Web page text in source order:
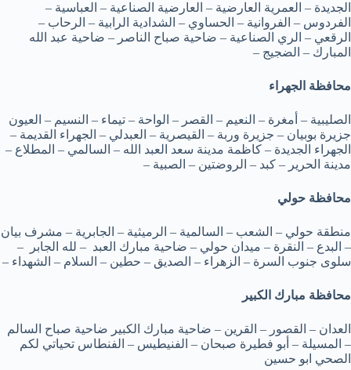
الجديدة – العمرية العارضية – العارضية الصناعية – العباسية –
الفردوس – الفروانية – الحساوي – الشدادية الرابية – الرحاب –
الرقعي – الري الصناعية – ضاحية صباح الناصر – ضاحية عبد الله
المبارك – الضجيج –
محافظة الجهراء
الصليبية – أمغرة – النعيم – القصر – الواحة – تيماء – النسيم – العيون
جزيرة بوبيان – جزيرة وربة – القيصرية – العبدلي – الجهراء القديمة –
الجهراء الجديدة – كاظمة مدينة سعد العبد الله – السالمي – المطلاع –
مدينة الحرير – كبد – الروضتين – الصبية –
محافظة حولي
منطقة حولي – الشعب – السالمية – الرميثية – الجابرية – مشرف بيان
– البدع – النقرة – ميدان حولي – ضاحية مبارك العبد – لله الجابر –
سلوى جنوب السرة – الزهراء – الصديق – حطين – السلام – الشهداء –
محافظة مبارك الكبير
العدان – القصور – القرين – ضاحية مبارك الكبير ضاحية صباح السالم
– المسيلة – أبو فطيرة صبحان – الفنيطيس – الفنطاس تحياتي لكم
الصحي ابو حسين